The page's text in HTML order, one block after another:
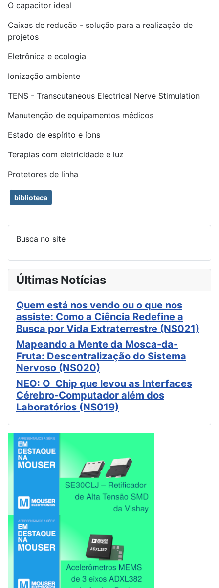
O capacitor ideal
Caixas de redução - solução para a realização de
projetos
Eletrônica e ecologia
Ionização ambiente
TENS - Transcutaneous Electrical Nerve Stimulation
Manutenção de equipamentos médicos
Estado de espírito e íons
Terapias com eletricidade e luz
Protetores de linha
biblioteca
Busca no site
Últimas Notícias
Quem está nos vendo ou o que nos
assiste: Como a Ciência Redefine a
Busca por Vida Extraterrestre (NS021)
Mapeando a Mente da Mosca-da-
Fruta: Descentralização do Sistema
Nervoso (NS020)
NEO: O Chip que levou as Interfaces
Cérebro-Computador além dos
Laboratórios (NS019)